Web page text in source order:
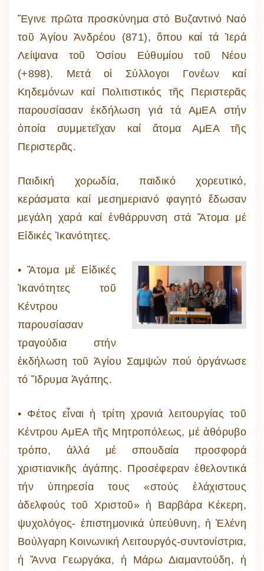
Ἔγινε πρῶτα προσκύνημα στό Βυζαντινό Ναό
τοῦ Ἁγίου Ἀνδρέου (871), ὅπου καί τά Ἱερά
Λείψανα τοῦ Ὁσίου Εὐθυμίου τοῦ Νέου
(+898). Μετά οἱ Σύλλογοι Γονέων καί
Κηδεμόνων καί Πολιτιστικός τῆς Περιστερᾶς
παρουσίασαν ἐκδήλωση γιά τά ΑμΕΑ στήν
ὁποία συμμετεῖχαν καί ἄτομα ΑμΕΑ τῆς
Περιστερᾶς.
Παιδική χορωδία, παιδικό χορευτικό,
κεράσματα καί μεσημεριανό φαγητό ἔδωσαν
μεγάλη χαρά καί ἐνθάρρυνση στά Ἄτομα μέ
Εἰδικές Ἱκανότητες.
• Ἄτομα μέ Εἰδικές
Ἱκανότητες τοῦ
Κέντρου
παρουσίασαν
τραγούδια στήν
ἐκδήλωση τοῦ Ἁγίου Σαμψών πού ὀργάνωσε
τό Ἵδρυμα Ἀγάπης.
• Φέτος εἶναι ἡ τρίτη χρονιά λειτουργίας τοῦ
Κέντρου ΑμΕΑ τῆς Μητροπόλεως, μέ ἀθόρυβο
τρόπο, ἀλλά μέ σπουδαία προσφορά
χριστιανικῆς ἀγάπης. Προσέφεραν ἐθελοντικά
τήν ὑπηρεσία τους «στούς ἐλάχιστους
ἀδελφούς τοῦ Χριστοῦ» ἡ Βαρβάρα Κέκερη,
ψυχολόγος- ἐπιστημονικά ὑπεύθυνη, ἡ Ἑλένη
Βούλγαρη Κοινωνική Λειτουργός-συντονίστρια,
ἡ Ἄννα Γεωργάκα, ἡ Μάρω Διαμαντούδη, ἡ